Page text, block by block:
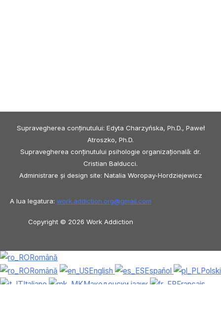
Supravegherea conținutului: Edyta Charzyńska, Ph.D., Paweł
Atroszko, Ph.D.
Supravegherea conținutului psihologie organizațională: dr.
Cristian Balducci.
Administrare și design site: Natalia Woropay-Hordziejewicz
A lua legatura: work.addiction.org@gmail.com
Copyright © 2026 Work Addiction
Română
Română
English Español
Polski
Italiano
Македонски јазик
Français